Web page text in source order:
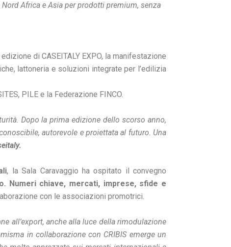
Africa e Asia per prodotti premium, senza
di CASEITALY EXPO, la manifestazione
lattoneria e soluzioni integrate per l’edilizia
PILE e la Federazione FINCO.
Dopo la prima edizione dello scorso anno,
autorevole e proiettata al futuro. Una
, la Sala Caravaggio ha ospitato il convegno
Numeri chiave, mercati, imprese, sfide e
con le associazioni promotrici.
all’export, anche alla luce della rimodulazione
in collaborazione con CRIBIS emerge un